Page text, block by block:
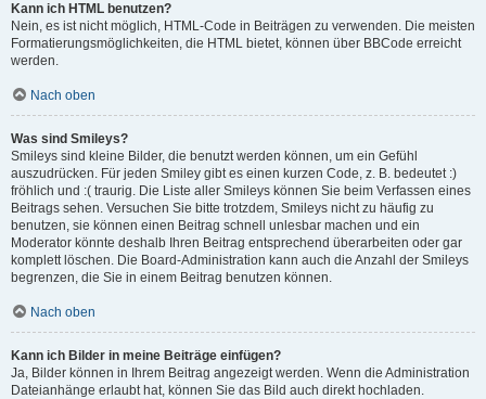
Kann ich HTML benutzen?
Nein, es ist nicht möglich, HTML-Code in Beiträgen zu verwenden. Die meisten
Formatierungsmöglichkeiten, die HTML bietet, können über BBCode erreicht
werden.
Nach oben
Was sind Smileys?
Smileys sind kleine Bilder, die benutzt werden können, um ein Gefühl
auszudrücken. Für jeden Smiley gibt es einen kurzen Code, z. B. bedeutet :)
fröhlich und :( traurig. Die Liste aller Smileys können Sie beim Verfassen eines
Beitrags sehen. Versuchen Sie bitte trotzdem, Smileys nicht zu häufig zu
benutzen, sie können einen Beitrag schnell unlesbar machen und ein
Moderator könnte deshalb Ihren Beitrag entsprechend überarbeiten oder gar
komplett löschen. Die Board-Administration kann auch die Anzahl der Smileys
begrenzen, die Sie in einem Beitrag benutzen können.
Nach oben
Kann ich Bilder in meine Beiträge einfügen?
Ja, Bilder können in Ihrem Beitrag angezeigt werden. Wenn die Administration
Dateianhänge erlaubt hat, können Sie das Bild auch direkt hochladen.